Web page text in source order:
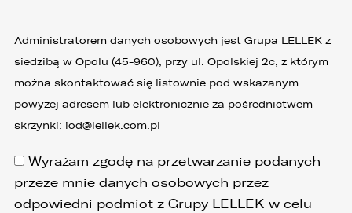
Administratorem danych osobowych jest Grupa LELLEK z
siedzibą w Opolu (45-960), przy ul. Opolskiej 2c, z którym
można skontaktować się listownie pod wskazanym
powyżej adresem lub elektronicznie za pośrednictwem
skrzynki: iod@lellek.com.pl
Wyrażam zgodę na przetwarzanie podanych
przeze mnie danych osobowych przez
odpowiedni podmiot z Grupy LELLEK w celu